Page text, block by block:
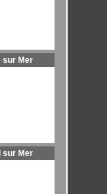
sur Mer
sur Mer